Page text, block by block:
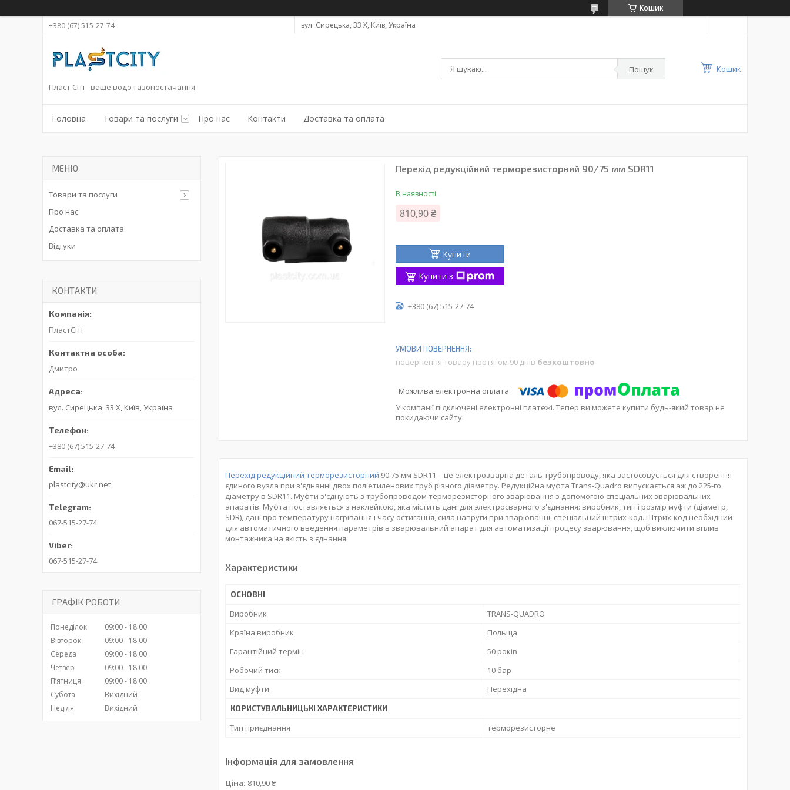
Кошик
+380 (67) 515-27-74
вул. Сирецька, 33 Х, Київ, Україна
Пласт Сіті - ваше водо-газопостачання
Пошук Кошик
Головна Товари та послуги Про нас Контакти Доставка та оплата
Перехід редукційний терморезисторний 90/75 мм SDR11
В наявності
810,90 ₴
Купити
Купити з
+380 (67) 515-27-74
повернення товару протягом 90 днів безкоштовно
У компанії підключені електронні платежі. Тепер ви можете купити будь-який товар не
покидаючи сайту.
Перехід редукційний терморезисторний 90 75 мм SDR11 – це електрозварна деталь трубопроводу, яка застосовується для створення
єдиного вузла при з'єднанні двох поліетиленових труб різного діаметру. Редукційна муфта Trans-Quadro випускається аж до 225-го
діаметру в SDR11. Муфти з'єднують з трубопроводом терморезисторного зварювання з допомогою спеціальних зварювальних
апаратів. Муфта поставляється з наклейкою, яка містить дані для электросварного з'єднання: виробник, тип і розмір муфти (діаметр,
SDR), дані про температуру нагрівання і часу остигання, сила напруги при зварюванні, спеціальний штрих-код. Штрих-код необхідний
для автоматичного введення параметрів в зварювальний апарат для автоматизації процесу зварювання, щоб виключити вплив
монтажника на якість з'єднання.
Характеристики
ОСНОВНІ
Виробник
TRANS-QUADRO
Країна виробник
Польща
Гарантійний термін
50 років
Робочий тиск
10 бар
Вид муфти
Перехідна
КОРИСТУВАЛЬНИЦЬКІ ХАРАКТЕРИСТИКИ
Тип приєднання терморезисторне
Інформація для замовлення
Ціна: 810,90 ₴
Товари та послуги
Про нас
Доставка та оплата
Відгуки
КОНТАКТИ
ПластСіті
Дмитро
вул. Сирецька, 33 Х, Київ, Україна
+380 (67) 515-27-74
plastcity@ukr.net
067-515-27-74
067-515-27-74
ГРАФІК РОБОТИ
Понеділок 09:00
18:00
Вівторок
09:00
18:00
Середа
09:00
18:00
Четвер
09:00
18:00
Пʼятниця
09:00
18:00
Субота
Вихідний
Неділя
Вихідний